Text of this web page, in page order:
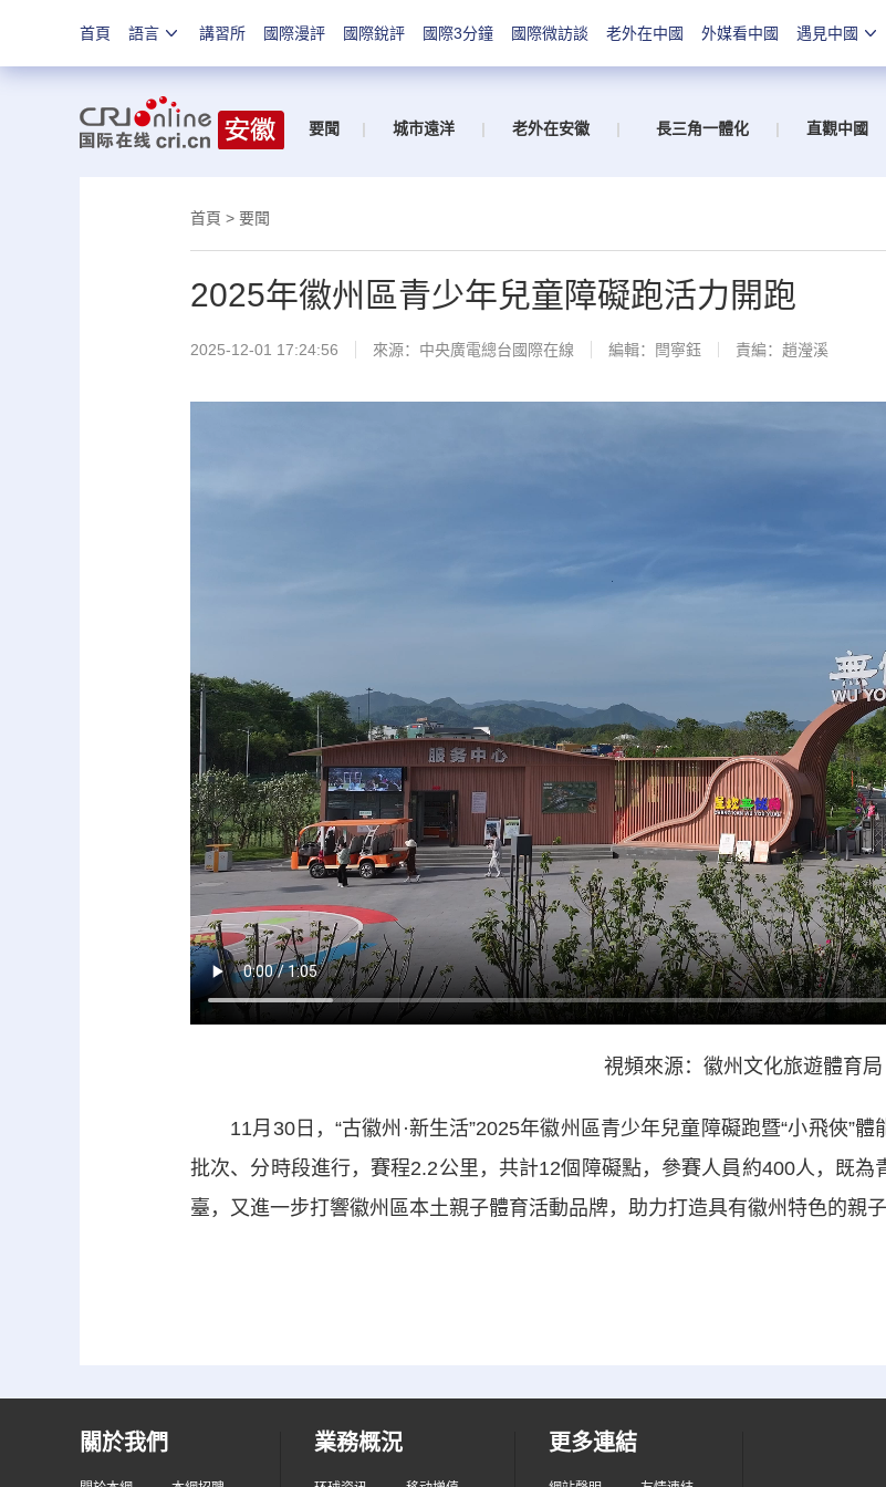
首頁 語言 講習所 國際漫評 國際銳評 國際3分鐘 國際微訪談 老外在中國 外媒看中國 遇見中國
要聞 | 城市遠洋 | 老外在安徽 | 長三角一體化 | 直觀中國
首頁 > 要聞
2025年徽州區青少年兒童障礙跑活力開跑
2025-12-01 17:24:56 來源：中央廣電總台國際在線 編輯：閆寧鈺 責編：趙瀅溪
視頻來源：徽州文化旅遊體育局
11月30日，“古徽州·新生活”2025年徽州區青少年兒童障礙跑暨“小飛俠”體
批次、分時段進行，賽程2.2公里，共計12個障礙點，參賽人員約400人，既
臺，又進一步打響徽州區本土親子體育活動品牌，助力打造具有徽州特色的親
關於我們 業務概況 更多連結